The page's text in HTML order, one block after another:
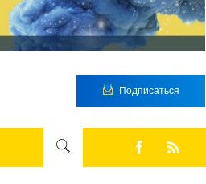
Подписаться